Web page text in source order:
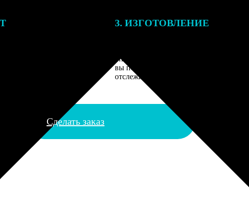
3. ИЗГОТОВЛЕНИЕ
описанием заказа. Когда отправим заказ
вы получите письмо с трек-номером для
отслеживания.
Сделать заказ